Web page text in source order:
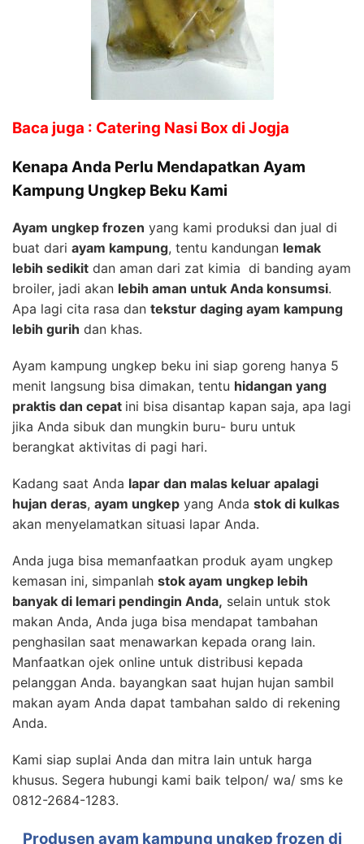
Baca juga : Catering Nasi Box di Jogja
Kenapa Anda Perlu Mendapatkan Ayam
Kampung Ungkep Beku Kami
Ayam ungkep frozen yang kami produksi dan jual di
buat dari ayam kampung, tentu kandungan lemak
lebih sedikit dan aman dari zat kimia di banding ayam
broiler, jadi akan lebih aman untuk Anda konsumsi.
Apa lagi cita rasa dan tekstur daging ayam kampung
lebih gurih dan khas.
Ayam kampung ungkep beku ini siap goreng hanya 5
menit langsung bisa dimakan, tentu hidangan yang
praktis dan cepat ini bisa disantap kapan saja, apa lagi
jika Anda sibuk dan mungkin buru- buru untuk
berangkat aktivitas di pagi hari.
Kadang saat Anda lapar dan malas keluar apalagi
hujan deras, ayam ungkep yang Anda stok di kulkas
akan menyelamatkan situasi lapar Anda.
Anda juga bisa memanfaatkan produk ayam ungkep
kemasan ini, simpanlah stok ayam ungkep lebih
banyak di lemari pendingin Anda, selain untuk stok
makan Anda, Anda juga bisa mendapat tambahan
penghasilan saat menawarkan kepada orang lain.
Manfaatkan ojek online untuk distribusi kepada
pelanggan Anda. bayangkan saat hujan hujan sambil
makan ayam Anda dapat tambahan saldo di rekening
Anda.
Kami siap suplai Anda dan mitra lain untuk harga
khusus. Segera hubungi kami baik telpon/ wa/ sms ke
0812-2684-1283.
Produsen ayam kampung ungkep frozen di